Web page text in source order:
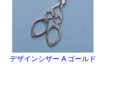
デザインシザー A ゴールド